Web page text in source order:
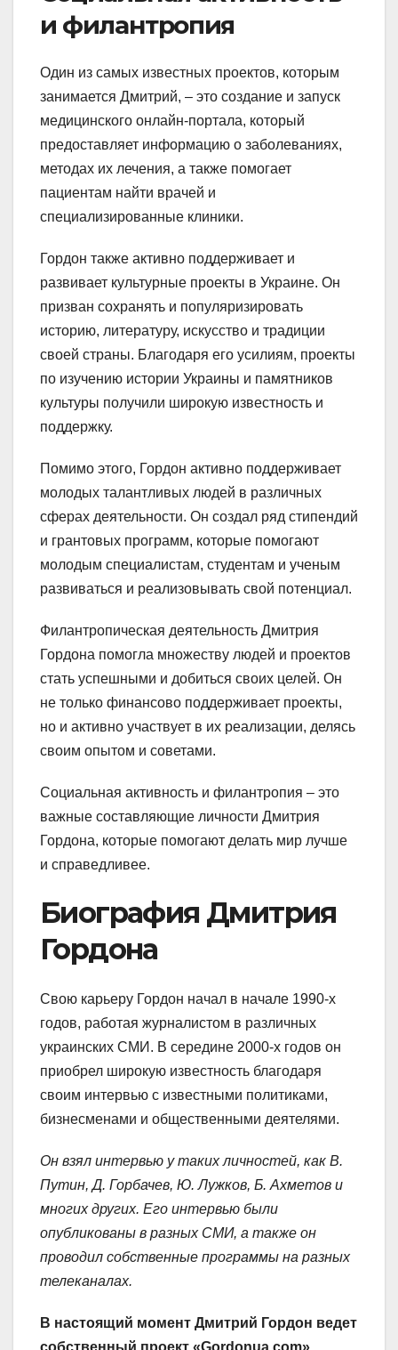
и филантропия
Один из самых известных проектов, которым
занимается Дмитрий, – это создание и запуск
медицинского онлайн-портала, который
предоставляет информацию о заболеваниях,
методах их лечения, а также помогает
пациентам найти врачей и
специализированные клиники.
Гордон также активно поддерживает и
развивает культурные проекты в Украине. Он
призван сохранять и популяризировать
историю, литературу, искусство и традиции
своей страны. Благодаря его усилиям, проекты
по изучению истории Украины и памятников
культуры получили широкую известность и
поддержку.
Помимо этого, Гордон активно поддерживает
молодых талантливых людей в различных
сферах деятельности. Он создал ряд стипендий
и грантовых программ, которые помогают
молодым специалистам, студентам и ученым
развиваться и реализовывать свой потенциал.
Филантропическая деятельность Дмитрия
Гордона помогла множеству людей и проектов
стать успешными и добиться своих целей. Он
не только финансово поддерживает проекты,
но и активно участвует в их реализации, делясь
своим опытом и советами.
Социальная активность и филантропия – это
важные составляющие личности Дмитрия
Гордона, которые помогают делать мир лучше
и справедливее.
Биография Дмитрия
Гордона
Свою карьеру Гордон начал в начале 1990-х
годов, работая журналистом в различных
украинских СМИ. В середине 2000-х годов он
приобрел широкую известность благодаря
своим интервью с известными политиками,
бизнесменами и общественными деятелями.
Он взял интервью у таких личностей, как В.
Путин, Д. Горбачев, Ю. Лужков, Б. Ахметов и
многих других. Его интервью были
опубликованы в разных СМИ, а также он
проводил собственные программы на разных
телеканалах.
В настоящий момент Дмитрий Гордон ведет